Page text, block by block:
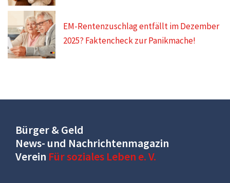
EM-Rentenzuschlag entfällt im Dezember
2025? Faktencheck zur Panikmache!
Bürger & Geld
News- und Nachrichtenmagazin
Verein Für soziales Leben e. V.